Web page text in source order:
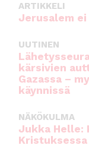
ARTIKKELI
Jerusalem
UUTINEN
kärsivien
Gazassa –
käynnissä
NÄKÖKULMA
Jukka Helle:
Kristuksessa